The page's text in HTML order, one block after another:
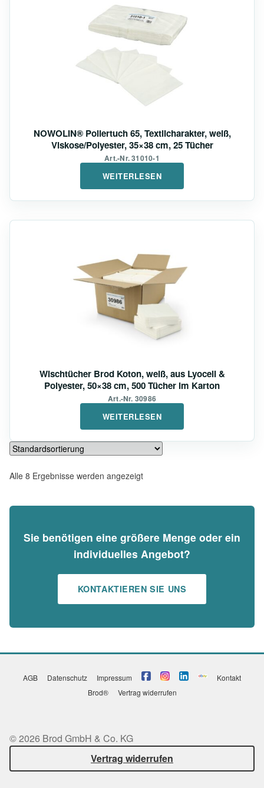
NOWOLIN® Poliertuch 65, Textilcharakter, weiß,
Viskose/Polyester, 35×38 cm, 25 Tücher
Art.-Nr. 31010-1
WEITERLESEN
Wischtücher Brod Koton, weiß, aus Lyocell &
Polyester, 50×38 cm, 500 Tücher im Karton
Art.-Nr. 30986
WEITERLESEN
Alle 8 Ergebnisse werden angezeigt
Sie benötigen eine größere Menge oder ein
individuelles Angebot?
KONTAKTIEREN SIE UNS
AGB Datenschutz Impressum
Kontakt
Brod®
Vertrag widerrufen
© 2026 Brod GmbH & Co. KG
Vertrag widerrufen